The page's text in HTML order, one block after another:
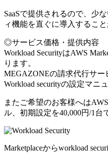
SaaSで提供されるので、少
ィ機能を直ぐに導入すること
◎サービス価格・提供内容
Workload SecurityはAWS
ります。
MEGAZONEの請求代行サー
Workload securityの設定マニ
またご希望のお客様へは
ル、初期設定を40,000円/1台
Marketplaceからworkload